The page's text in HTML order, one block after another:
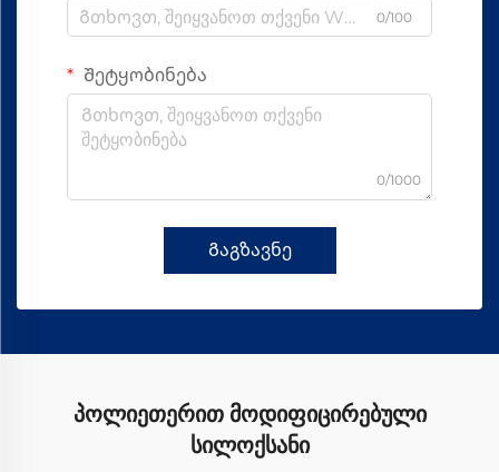
0/100
Შეტყობინება
0/1000
Გაგზავნე
პოლიეთერით მოდიფიცირებული
სილოქსანი